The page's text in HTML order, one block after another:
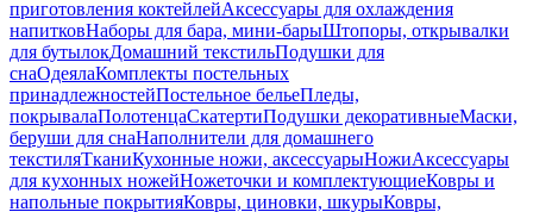
приготовления коктейлейАксессуары для охлаждения
напитковНаборы для бара, мини-барыШтопоры, открывалки
для бутылокДомашний текстильПодушки для
снаОдеялаКомплекты постельных
принадлежностейПостельное бельеПледы,
покрывалаПолотенцаСкатертиПодушки декоративныеМаски,
беруши для снаНаполнители для домашнего
текстиляТканиКухонные ножи, аксессуарыНожиАксессуары
для кухонных ножейНожеточки и комплектующиеКовры и
напольные покрытияКовры, циновки, шкурыКовры,